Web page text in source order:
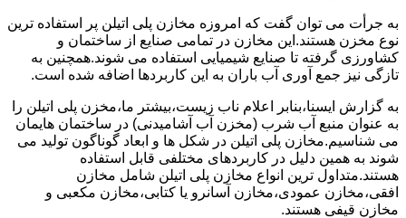
به جرأت می توان گفت که امروزه مخازن پلی اتیلن پر استفاده ترین
نوع مخزن هستند.این مخازن در تمامی صنایع از ساختمان و
کشاورزی گرفته تا صنایع شیمیایی استفاده می شوند.همچنین به
تازگی نیز جمع آوری آب باران به این کاربردها اضافه شده است.
به گزارش ایسنا،بنابر اعلام ناب زیست،بیشتر ما،مخزن پلی اتیلن را
به عنوان منبع آب شرب (مخزن آب آشامیدنی) در ساختمان هایمان
می شناسیم.مخازن پلی اتیلن در شکل ها و ابعاد گوناگون تولید می
شوند به همین دلیل در کاربردهای مختلفی قابل استفاده
هستند.متداول ترین انواع مخازن پلی اتیلن شامل مخازن
افقی،مخازن عمودی،مخازن آسانرو یا کتابی،مخازن مکعبی و
مخازن قیفی هستند.